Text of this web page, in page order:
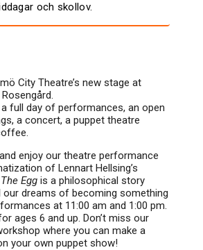
och skollov.
City Theatre’s new stage at
full day of performances, an open
a concert, a puppet theatre
enjoy our theatre performance
of Lennart Hellsing’s
The Egg is a philosophical story
our dreams of becoming something
at 11:00 am and 1:00 pm.
ages 6 and up. Don’t miss our
where you can make a
your own puppet show!